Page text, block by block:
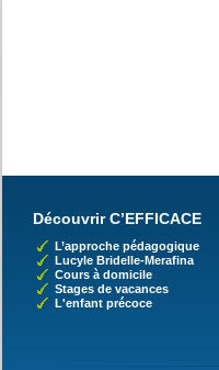
Découvrir C’EFFICACE
L’approche pédagogique
Lucyle Bridelle-Merafina
Cours à domicile
Stages de vacances
L'enfant précoce